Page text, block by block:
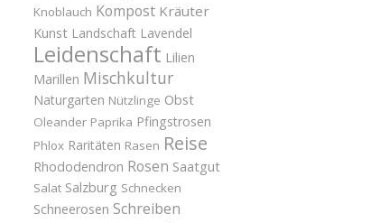
Knoblauch Kompost Kräuter
Kunst Landschaft Lavendel
Leidenschaft Lilien
Marillen Mischkultur
Naturgarten Nützlinge Obst
Oleander Paprika Pfingstrosen
Phlox Raritäten Rasen Reise
Rhododendron Rosen Saatgut
Salat Salzburg Schnecken
Schneerosen Schreiben